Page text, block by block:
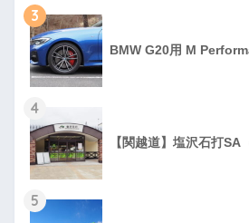
3
BMW G20用 M
4
【関越道】塩沢石打SA
5